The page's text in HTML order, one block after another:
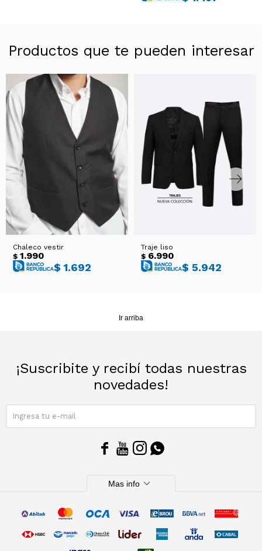
Productos que te pueden interesar
Chaleco vestir
$ 1.990
$ 1.692
Traje liso
$ 6.990
$ 5.942
Ir arriba
¡Suscribite y recibí todas nuestras
novedades!
   
Mas info expand_more